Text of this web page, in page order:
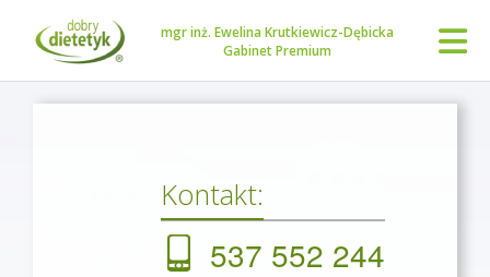
mgr inż. Ewelina Krutkiewicz-Dębicka
Gabinet Premium
Kontakt:
537 552 244